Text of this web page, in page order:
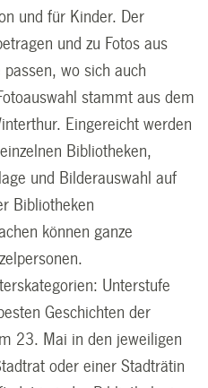
und für Kinder. Der
und zu Fotos aus
wo sich auch
stammt aus dem
Eingereicht werden
Bibliotheken,
und Bilderauswahl auf
Bibliotheken
können ganze
Unterstufe
Geschichten der
23. Mai in den jeweiligen
oder einer Stadträtin